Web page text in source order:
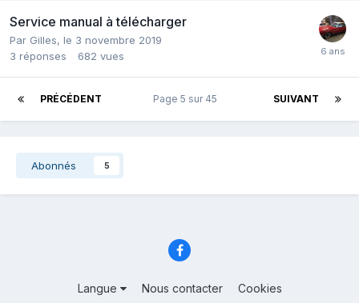
Service manual à télécharger
Par Gilles, le 3 novembre 2019
3 réponses 682 vues
PRÉCÉDENT SUIVANT
Page 5 sur 45
Abonnés 5
Langue Nous contacter Cookies